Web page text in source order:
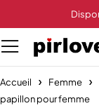
Accueil Femme
papillon pour femme